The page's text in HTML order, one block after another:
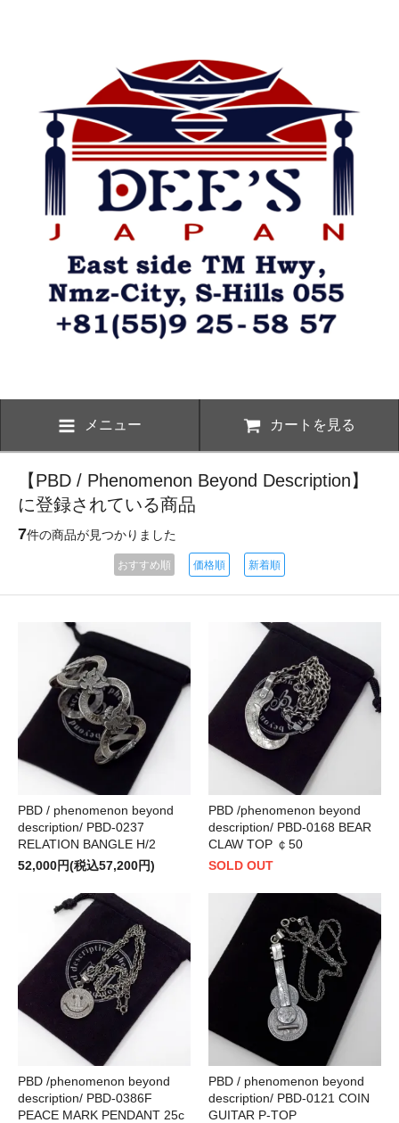
メニュー カートを見る
【PBD / Phenomenon Beyond Description】
に登録されている商品
7件の商品が見つかりました
おすすめ順 価格順 新着順
PBD / phenomenon beyond
description/ PBD-0237
RELATION BANGLE H/2
52,000円(税込57,200円)
PBD /phenomenon beyond
description/ PBD-0168 BEAR
CLAW TOP ￠50
SOLD OUT
PBD /phenomenon beyond
description/ PBD-0386F
PEACE MARK PENDANT 25c
PBD / phenomenon beyond
description/ PBD-0121 COIN
GUITAR P-TOP